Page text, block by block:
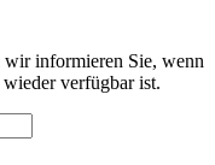
informieren Sie, wenn
verfügbar ist.